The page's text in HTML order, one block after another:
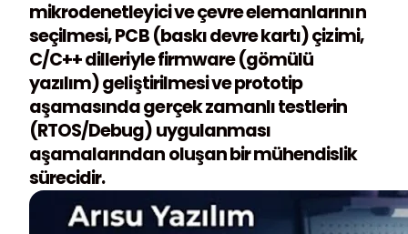
mikrodenetleyici ve çevre elemanlarının
seçilmesi, PCB (baskı devre kartı) çizimi,
C/C++ dilleriyle firmware (gömülü
yazılım) geliştirilmesi ve prototip
aşamasında gerçek zamanlı testlerin
(RTOS/Debug) uygulanması
aşamalarından oluşan bir mühendislik
sürecidir.